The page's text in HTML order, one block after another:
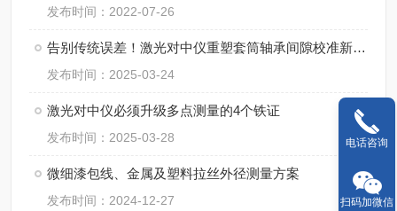
发布时间：2022-07-26
告别传统误差！激光对中仪重塑套筒轴承间隙校准新标准
发布时间：2025-03-24
激光对中仪必须升级多点测量的4个铁证
发布时间：2025-03-28
微细漆包线、金属及塑料拉丝外径测量方案
发布时间：2024-12-27
电话咨询
扫码加微信